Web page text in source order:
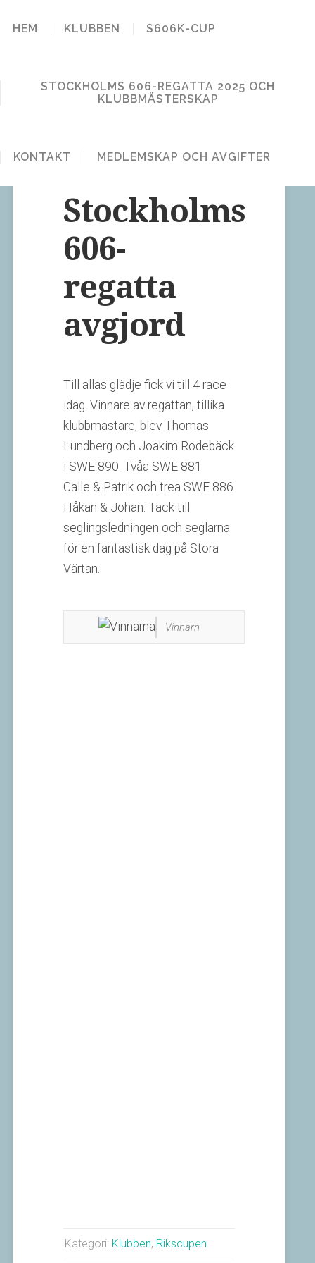
HEM KLUBBEN S606K-CUP
STOCKHOLMS 606-REGATTA 2025 OCH
KLUBBMÄSTERSKAP
KONTAKT MEDLEMSKAP OCH AVGIFTER
STOCKHOLM
606 KLUBB
2 Comments
Stockholms
606-
regatta
avgjord
Till allas glädje fick vi till 4 race
idag. Vinnare av regattan, tillika
klubbmästare, blev Thomas
Lundberg och Joakim Rodebäck
i SWE 890. Tvåa SWE 881
Calle & Patrik och trea SWE 886
Håkan & Johan. Tack till
seglingsledningen och seglarna
för en fantastisk dag på Stora
Värtan.
Vinnarn
Kategori: Klubben, Rikscupen